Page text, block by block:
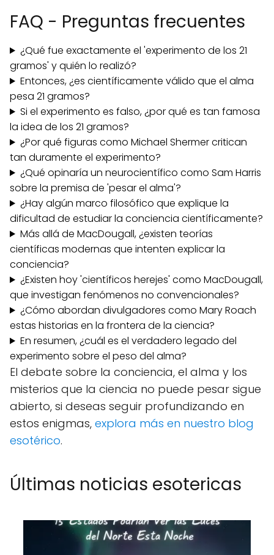
FAQ - Preguntas frecuentes
¿Qué fue exactamente el 'experimento de los 21
gramos' y quién lo realizó?
Entonces, ¿es científicamente válido que el alma
pesa 21 gramos?
Si el experimento es falso, ¿por qué es tan famosa
la idea de los 21 gramos?
¿Por qué figuras como Michael Shermer critican
tan duramente el experimento?
¿Qué opinaría un neurocientífico como Sam Harris
sobre la premisa de 'pesar el alma'?
¿Hay algún marco filosófico que explique la
dificultad de estudiar la conciencia científicamente?
Más allá de MacDougall, ¿existen teorías
científicas modernas que intenten explicar la
conciencia?
¿Existen hoy 'científicos herejes' como MacDougall,
que investigan fenómenos no convencionales?
¿Cómo abordan divulgadores como Mary Roach
estas historias en la frontera de la ciencia?
En resumen, ¿cuál es el verdadero legado del
experimento sobre el peso del alma?
El debate sobre la conciencia, el alma y los
misterios que la ciencia no puede pesar sigue
abierto, si deseas seguir profundizando en
estos enigmas, explora más en nuestro blog
esotérico.
Últimas noticias esotericas